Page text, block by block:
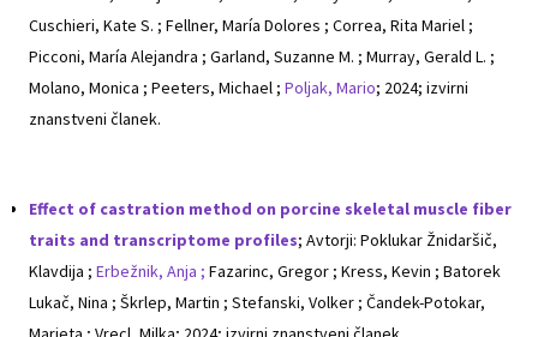
Cuschieri, Kate S. ; Fellner, María Dolores ; Correa, Rita Mariel ;
Picconi, María Alejandra ; Garland, Suzanne M. ; Murray, Gerald L. ;
Molano, Monica ; Peeters, Michael ; Poljak, Mario; 2024; izvirni
znanstveni članek.
Effect of castration method on porcine skeletal muscle fiber
traits and transcriptome profiles; Avtorji: Poklukar Žnidaršič,
Klavdija ; Erbežnik, Anja ; Fazarinc, Gregor ; Kress, Kevin ; Batorek
Lukač, Nina ; Škrlep, Martin ; Stefanski, Volker ; Čandek-Potokar,